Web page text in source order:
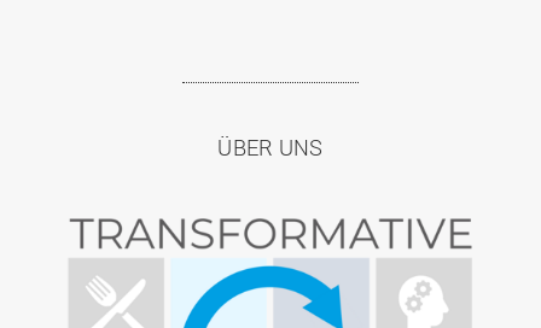
ÜBER UNS